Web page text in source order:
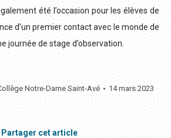
été l’occasion pour les élèves de
d’un premier contact avec le monde de
journée de stage d’observation.
Notre-Dame Saint-Avé 14 mars 2023
Partager cet article